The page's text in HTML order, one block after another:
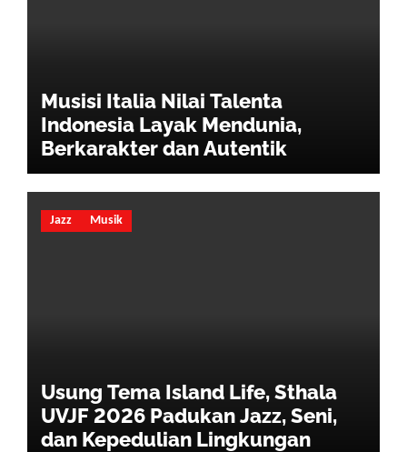
Musisi Italia Nilai Talenta
Indonesia Layak Mendunia,
Berkarakter dan Autentik
Jazz Musik
Usung Tema Island Life, Sthala
UVJF 2026 Padukan Jazz, Seni,
dan Kepedulian Lingkungan